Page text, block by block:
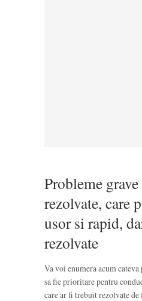
Probleme
rezolvate, care
usor si rapid,
rezolvate
Va voi enumera acum
sa fie prioritare pentru
care ar fi trebuit rezolvate